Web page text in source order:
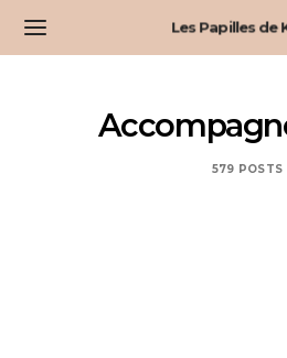
Les Papilles de
579 POSTS